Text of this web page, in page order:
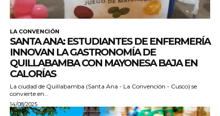
LA CONVENCIÓN
SANTA ANA: ESTUDIANTES DE ENFERMERÍA
INNOVAN LA GASTRONOMÍA DE
QUILLABAMBA CON MAYONESA BAJA EN
CALORÍAS
La ciudad de Quillabamba (Santa Ana - La Convención - Cusco) se
convierte en...
14/08/2025